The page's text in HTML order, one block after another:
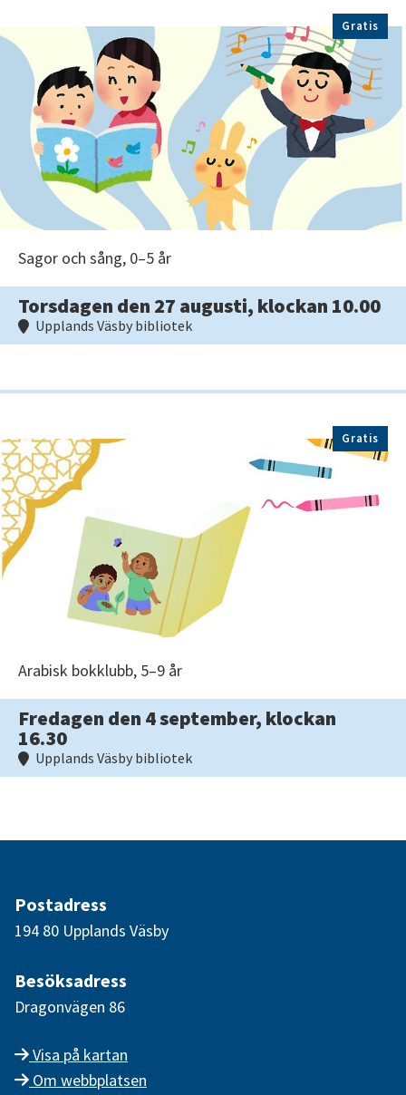
Gratis
Sagor och sång, 0–5 år
Torsdagen den 27 augusti, klockan 10.00
Upplands Väsby bibliotek
Gratis
Arabisk bokklubb, 5–9 år
Fredagen den 4 september, klockan
16.30
Upplands Väsby bibliotek
Postadress
194 80 Upplands Väsby
Besöksadress
Dragonvägen 86
Visa på kartan
Om webbplatsen